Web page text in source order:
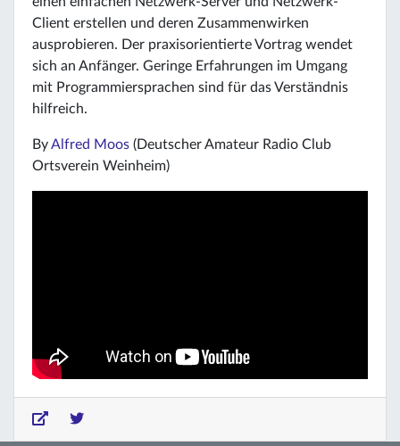
Client erstellen und deren Zusammenwirken
ausprobieren. Der praxisorientierte Vortrag wendet
sich an Anfänger. Geringe Erfahrungen im Umgang
mit Programmiersprachen sind für das Verständnis
hilfreich.
ByAlfred Moos (Deutscher Amateur Radio Club
Ortsverein Weinheim)